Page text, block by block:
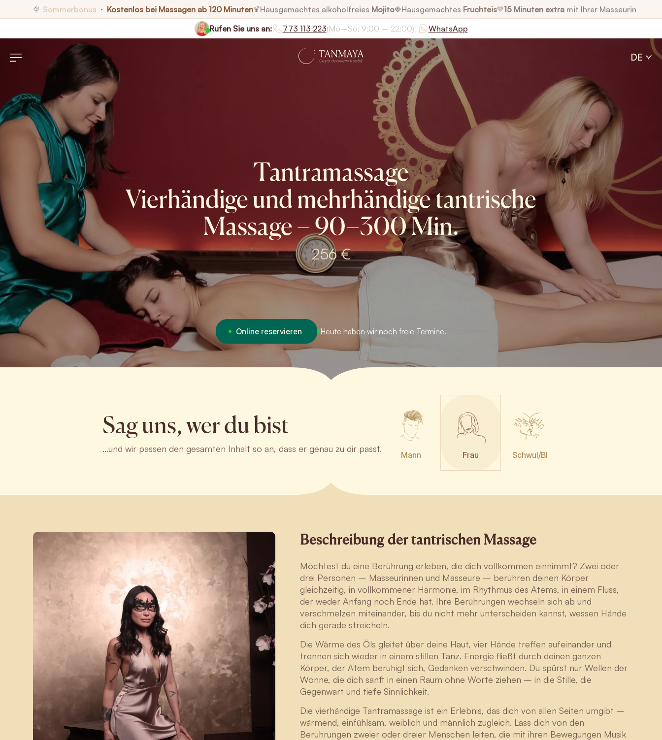
🍨 Sommerbonus • Kostenlos bei Massagen ab 120 Minuten🍹Hausgemachtes alkoholfreies Mojito🍓Hausgemachtes Fruchteis💛15 Minuten extra mit Ihrer Masseurin
Rufen Sie uns an:
773 113 223(Mo–So: 9:00 – 22:00) WhatsApp
DE
Tantramassage
Vierhändige und mehrhändige tantrische
Massage – 90–300 Min.
256 €
Online reservieren Heute haben wir noch freie Termine.
Sag uns, wer du bist
...und wir passen den gesamten Inhalt so an, dass er genau zu dir passt.
Mann Frau Schwul/BI
Beschreibung der tantrischen Massage
Möchtest du eine Berührung erleben, die dich vollkommen einnimmt? Zwei oder
drei Personen – Masseurinnen und Masseure – berühren deinen Körper
gleichzeitig, in vollkommener Harmonie, im Rhythmus des Atems, in einem Fluss,
der weder Anfang noch Ende hat. Ihre Berührungen wechseln sich ab und
verschmelzen miteinander, bis du nicht mehr unterscheiden kannst, wessen Hände
dich gerade streicheln.
Die Wärme des Öls gleitet über deine Haut, vier Hände treffen aufeinander und
trennen sich wieder in einem stillen Tanz. Energie fließt durch deinen ganzen
Körper, der Atem beruhigt sich, Gedanken verschwinden. Du spürst nur Wellen der
Wonne, die dich sanft in einen Raum ohne Worte ziehen – in die Stille, die
Gegenwart und tiefe Sinnlichkeit.
Die vierhändige Tantramassage ist ein Erlebnis, das dich von allen Seiten umgibt –
wärmend, einfühlsam, weiblich und männlich zugleich. Lass dich von den
Berührungen zweier oder dreier Menschen leiten, die mit ihren Bewegungen Musik